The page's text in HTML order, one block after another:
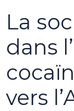
La
dans
vers